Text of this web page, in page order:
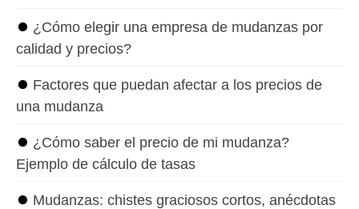
⏺ ¿Cómo elegir una empresa de mudanzas por
calidad y precios?
⏺ Factores que puedan afectar a los precios de
una mudanza
⏺ ¿Cómo saber el precio de mi mudanza?
Ejemplo de cálculo de tasas
⏺ Mudanzas: chistes graciosos cortos, anécdotas